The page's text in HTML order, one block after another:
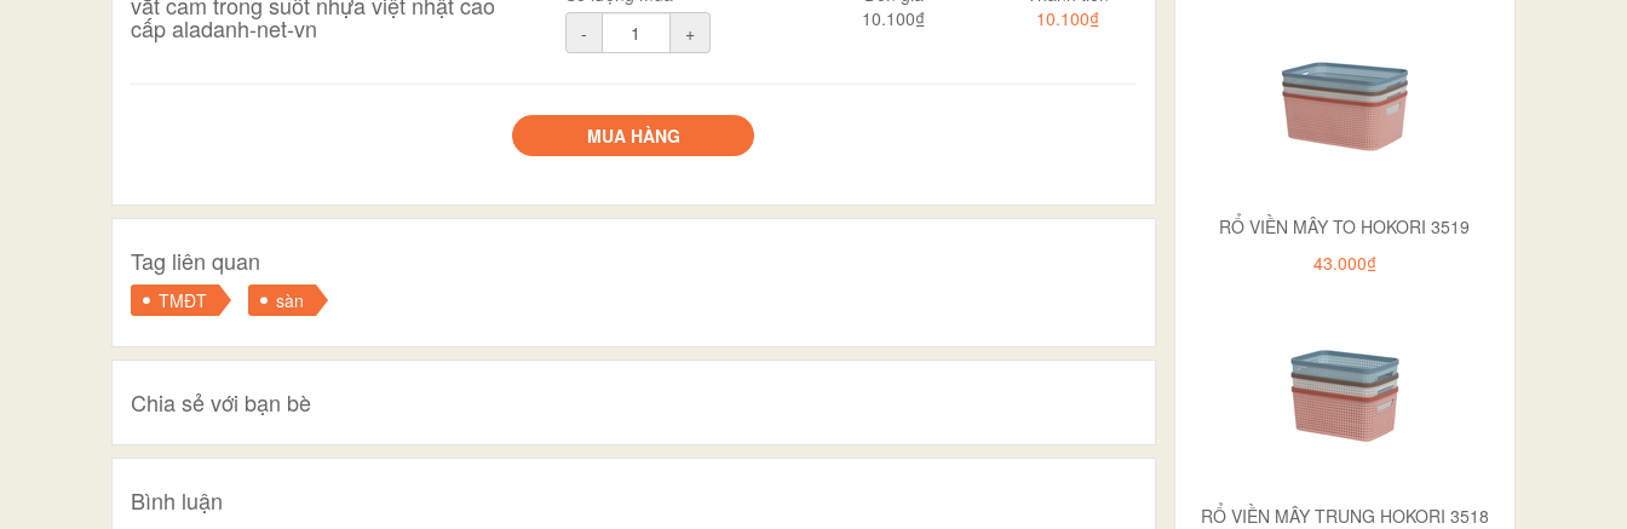
cấp aladanh-net-vn
-
+
10.100₫
10.100₫
MUA HÀNG
Tag liên quan
TMĐT sàn
Chia sẻ với bạn bè
Bình luận
RỔ VIỀN MÂY TO HOKORI 3519
43.000₫
RỔ VIỀN MÂY TRUNG HOKORI 3518